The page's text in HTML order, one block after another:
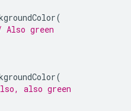
(
Also green
(
also green